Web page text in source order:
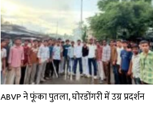
ABVP ने फूंका पुतला, घोरडोंगरी में उग्र प्रदर्शन